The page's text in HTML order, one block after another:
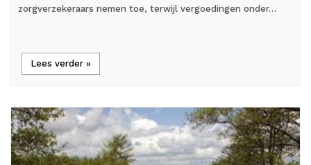
zorgverzekeraars nemen toe, terwijl vergoedingen onder…
Lees verder »